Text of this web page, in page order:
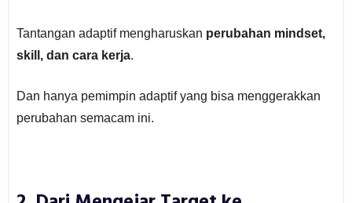
Tantangan adaptif mengharuskan perubahan mindset,
skill, dan cara kerja.
Dan hanya pemimpin adaptif yang bisa menggerakkan
perubahan semacam ini.